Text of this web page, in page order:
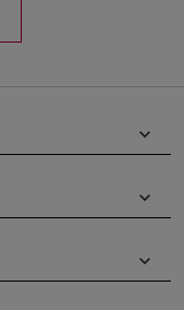
keyboard_arrow_down
keyboard_arrow_down
keyboard_arrow_down